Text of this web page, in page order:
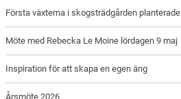
Första växterna i skogsträdgården planterade
Möte med Rebecka Le Moine lördagen 9 maj
Inspiration för att skapa en egen äng
Årsmöte 2026